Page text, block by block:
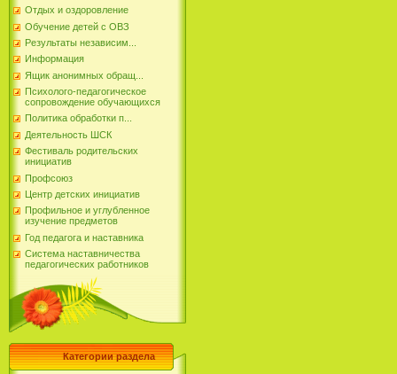
Отдых и оздоровление
Обучение детей с ОВЗ
Результаты независим...
Информация
Ящик анонимных обращ...
Психолого-педагогическое
сопровождение обучающихся
Политика обработки п...
Деятельность ШСК
Фестиваль родительских
инициатив
Профсоюз
Центр детских инициатив
Профильное и углубленное
изучение предметов
Год педагога и наставника
Система наставничества
педагогических работников
Категории раздела